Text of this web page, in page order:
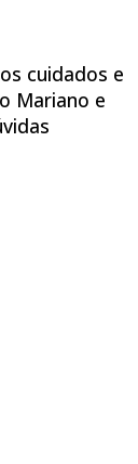
cuidados e
Mariano e